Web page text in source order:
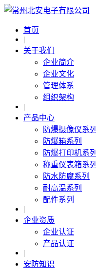
首页
|
关于我们
企业简介
企业文化
管理体系
组织架构
|
产品中心
防爆摄像仪系列
防爆箱系列
防爆打印机系列
称重仪表箱系列
防水防腐系列
耐高温系列
配件系列
|
企业资质
企业认证
产品认证
|
安防知识